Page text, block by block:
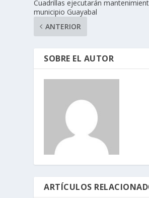
Cuadrillas ejecutarán
municipio Guayabal
ANTERIOR
SOBRE EL AUTOR
ARTÍCULOS